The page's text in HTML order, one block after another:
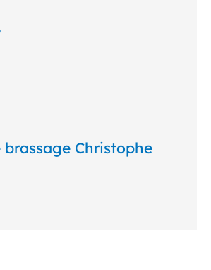
brassage Christophe